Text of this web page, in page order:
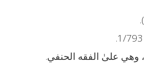
وهي علىٰ الفقه الحنفي.